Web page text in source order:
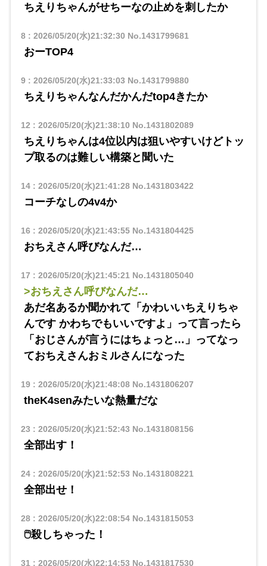
ちえりちゃんがせちーなの止めを刺したか
8: 2026/05/20(水)21:32:30 No.1431799681
おーTOP4
9: 2026/05/20(水)21:33:03 No.1431799880
ちえりちゃんなんだかんだtop4きたか
12 : 2026/05/20(水)21:38:10 No.1431802089
ちえりちゃんは4位以内は狙いやすいけどトッ
プ取るのは難しい構築と聞いた
14: 2026/05/20(水)21:41:28No.1431803422
コーチなしの4v4か
16 : 2026/05/20(水)21:43:55No.1431804425
おちえさん呼びなんだ…
17 : 2026/05/20(水)21:45:21 No.1431805040
>おちえさん呼びなんだ…
あだ名あるか聞かれて「かわいいちえりちゃ
んです かわちでもいいですよ」って言ったら
「おじさんが言うにはちょっと…」ってなっ
ておちえさんおミルさんになった
19: 2026/05/20(水)21:48:08No.1431806207
theK4senみたいな熱量だな
23 : 2026/05/20(水)21:52:43 No.1431808156
全部出す！
24: 2026/05/20(水)21:52:53 No.1431808221
全部出せ！
28: 2026/05/20(水)22:08:54No.1431815053
🖱️殺しちゃった！
31 : 2026/05/20(水)22:14:53 No.1431817530